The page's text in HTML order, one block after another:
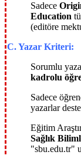
Sadece
Education
(editöre
C. Yazar Kriteri:
Sorumlu
kadrolu
Sadece
yazarlar
Eğitim
Sağlık
"sbu.edu.tr"